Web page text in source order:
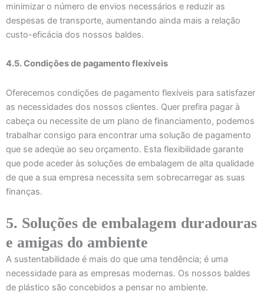
minimizar o número de envios necessários e reduzir as
despesas de transporte, aumentando ainda mais a relação
custo-eficácia dos nossos baldes.
4.5. Condições de pagamento flexíveis
Oferecemos condições de pagamento flexíveis para satisfazer
as necessidades dos nossos clientes. Quer prefira pagar à
cabeça ou necessite de um plano de financiamento, podemos
trabalhar consigo para encontrar uma solução de pagamento
que se adeqúe ao seu orçamento. Esta flexibilidade garante
que pode aceder às soluções de embalagem de alta qualidade
de que a sua empresa necessita sem sobrecarregar as suas
finanças.
5. Soluções de embalagem duradouras
e amigas do ambiente
A sustentabilidade é mais do que uma tendência; é uma
necessidade para as empresas modernas. Os nossos baldes
de plástico são concebidos a pensar no ambiente.